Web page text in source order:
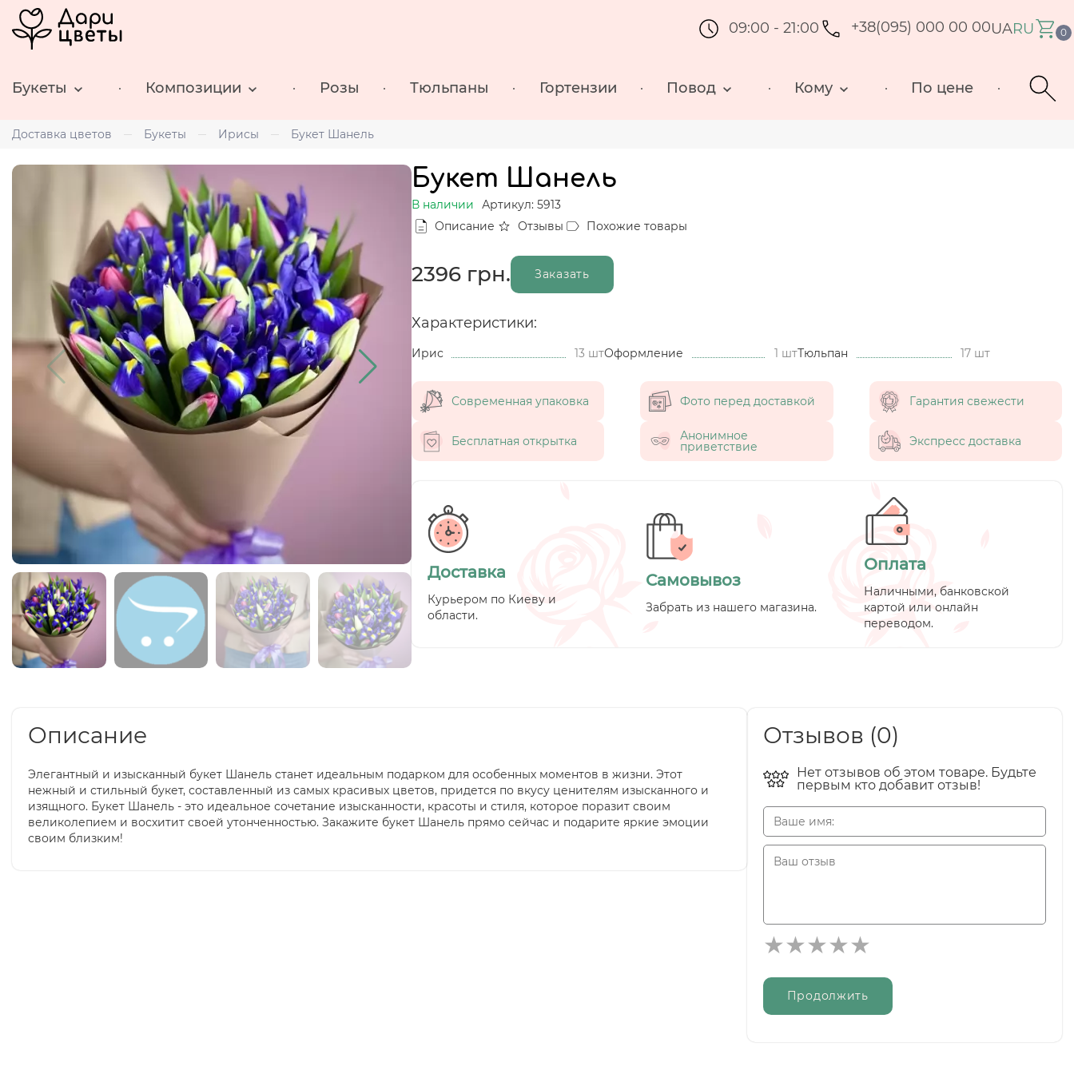
09:00 - 21:00 +38(095) 000 00 00UARU 0
Букеты Композиции Розы Тюльпаны Гортензии Повод Кому По цене
Доставка цветов Букеты Ирисы Букет Шанель
Букет Шанель
В наличии
Артикул: 5913
Описание
Отзывы Похожие товары
2396 грн. Заказать
Характеристики:
Ирис 13 штОформление 1 штТюльпан 17 шт
Современная упаковка Фото перед доставкой Гарантия свежести
Бесплатная открытка Анонимное
приветствие Экспресс доставка
Доставка
Курьером по Киеву и
области.
Самовывоз
Забрать из нашего магазина.
Оплата
Наличными, банковской
картой или онлайн
переводом.
Описание
Элегантный и изысканный букет Шанель станет идеальным подарком для особенных моментов в жизни. Этот
нежный и стильный букет, составленный из самых красивых цветов, придется по вкусу ценителям изысканного и
изящного. Букет Шанель - это идеальное сочетание изысканности, красоты и стиля, которое поразит своим
великолепием и восхитит своей утонченностью. Закажите букет Шанель прямо сейчас и подарите яркие эмоции
своим близким!
Отзывов (0)
Нет отзывов об этом товаре. Будьте
первым кто добавит отзыв!
Продолжить